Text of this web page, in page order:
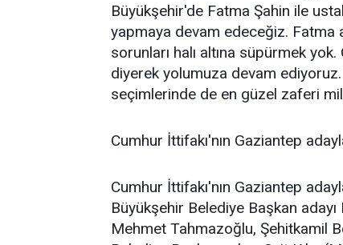
Büyükşehir'de Fatma Şahin ile
yapmaya devam edeceğiz. Fatma
sorunları halı altına süpürmek
diyerek yolumuza devam
seçimlerinde de en güzel zaferi
Cumhur İttifakı'nın Gaziantep
Cumhur İttifakı'nın Gaziantep
Büyükşehir Belediye Başkan
Mehmet Tahmazoğlu, Şehitkamil